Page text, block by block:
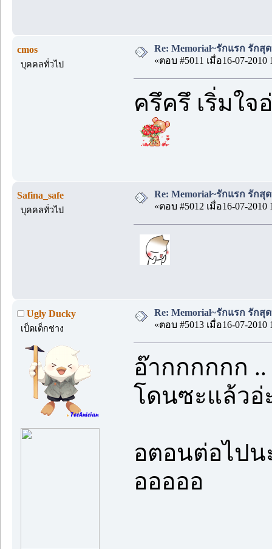
cmos
บุคคลทั่วไป
Re: Memorial~รักแรก รักสุ
«ตอบ #5011 เมื่อ16-07-2010
ครึครึ เริ่มใ
Safina_safe
บุคคลทั่วไป
Re: Memorial~รักแรก รักสุ
«ตอบ #5012 เมื่อ16-07-2010
Ugly Ducky
เป็ดเด็กช่าง
Re: Memorial~รักแรก รักสุ
«ตอบ #5013 เมื่อ16-07-2010
อ๊ากกกกกก
โดนซะแล้วอ่
อตอนต่อไปน
อออออ